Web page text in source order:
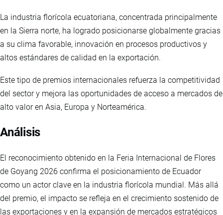
La industria florícola ecuatoriana, concentrada principalmente
en la Sierra norte, ha logrado posicionarse globalmente gracias
a su clima favorable, innovación en procesos productivos y
altos estándares de calidad en la exportación.
Este tipo de premios internacionales refuerza la competitividad
del sector y mejora las oportunidades de acceso a mercados de
alto valor en Asia, Europa y Norteamérica.
Análisis
El reconocimiento obtenido en la Feria Internacional de Flores
de Goyang 2026 confirma el posicionamiento de Ecuador
como un actor clave en la industria florícola mundial. Más allá
del premio, el impacto se refleja en el crecimiento sostenido de
las exportaciones y en la expansión de mercados estratégicos